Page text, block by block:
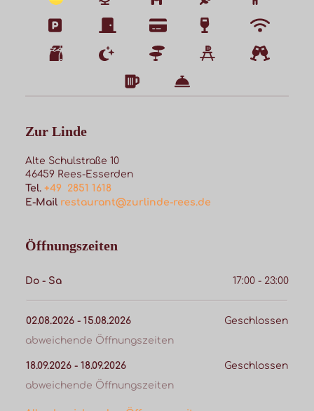
Zur Linde
Alte Schulstraße 10
46459 Rees-Esserden
Tel. +49  2851 1618
E-Mail restaurant@zurlinde-rees.de
Öffnungszeiten
Do - Sa 17:00 - 23:00
02.08.2026 - 15.08.2026
Geschlossen
abweichende Öffnungszeiten
18.09.2026 - 18.09.2026
Geschlossen
abweichende Öffnungszeiten